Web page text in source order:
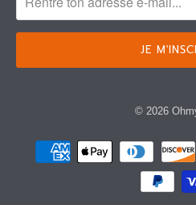
© 2026